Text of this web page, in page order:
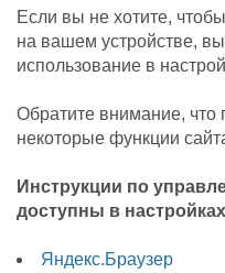
Если вы не хотите,
на вашем устройстве,
использование в
Обратите внимание,
некоторые функции
Инструкции по
доступны в
Яндекс.Браузер